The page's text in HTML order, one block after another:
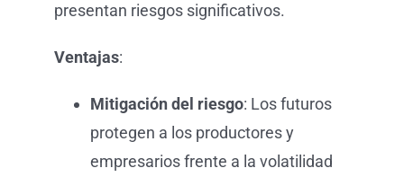
presentan riesgos significativos.
Ventajas:
Mitigación del riesgo: Los futuros
protegen a los productores y
empresarios frente a la volatilidad